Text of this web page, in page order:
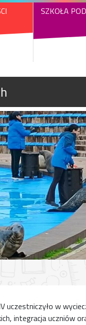
SZKOŁA
w
integracja uczniów